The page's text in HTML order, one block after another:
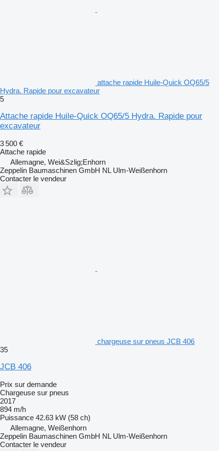
attache rapide Huile-Quick OQ65/5
Hydra. Rapide pour excavateur
5
Attache rapide Huile-Quick OQ65/5 Hydra. Rapide pour
excavateur
3 500 €
Attache rapide
Allemagne, Wei&Szlig;Enhorn
Zeppelin Baumaschinen GmbH NL Ulm-Weißenhorn
Contacter le vendeur
chargeuse sur pneus JCB 406
35
JCB 406
Prix sur demande
Chargeuse sur pneus
2017
894 m/h
Puissance 42.63 kW (58 ch)
Allemagne, Weißenhorn
Zeppelin Baumaschinen GmbH NL Ulm-Weißenhorn
Contacter le vendeur